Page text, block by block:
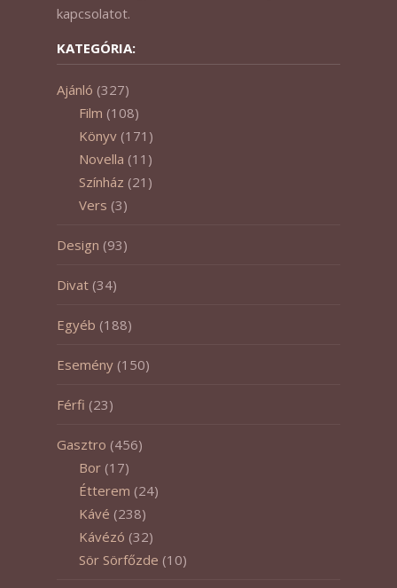
kapcsolatot.
KATEGÓRIA:
Ajánló (327)
Film (108)
Könyv (171)
Novella (11)
Színház (21)
Vers (3)
Design (93)
Divat (34)
Egyéb (188)
Esemény (150)
Férfi (23)
Gasztro (456)
Bor (17)
Étterem (24)
Kávé (238)
Kávézó (32)
Sör Sörfőzde (10)